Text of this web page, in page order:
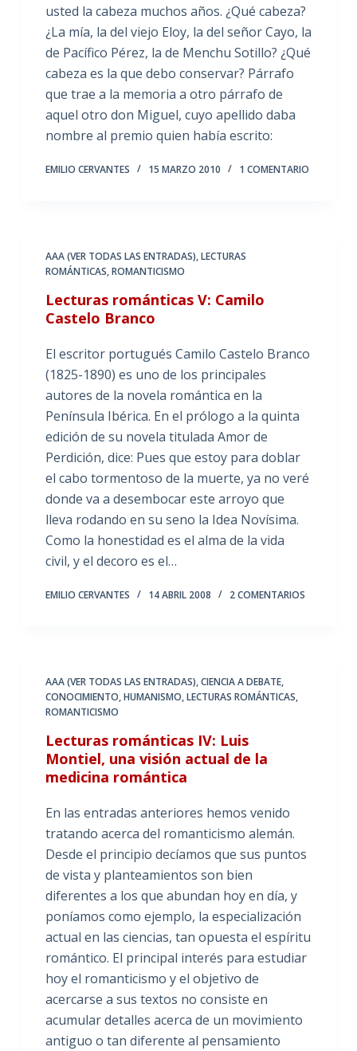
usted la cabeza muchos años. ¿Qué cabeza?
¿La mía, la del viejo Eloy, la del señor Cayo, la
de Pacífico Pérez, la de Menchu Sotillo? ¿Qué
cabeza es la que debo conservar? Párrafo
que trae a la memoria a otro párrafo de
aquel otro don Miguel, cuyo apellido daba
nombre al premio quien había escrito:
EMILIO CERVANTES 15 MARZO 2010 1 COMENTARIO
AAA (VER TODAS LAS ENTRADAS),LECTURAS
ROMÁNTICAS,ROMANTICISMO
Lecturas románticas V: Camilo
Castelo Branco
El escritor portugués Camilo Castelo Branco
(1825-1890) es uno de los principales
autores de la novela romántica en la
Península Ibérica. En el prólogo a la quinta
edición de su novela titulada Amor de
Perdición, dice: Pues que estoy para doblar
el cabo tormentoso de la muerte, ya no veré
donde va a desembocar este arroyo que
lleva rodando en su seno la Idea Novísima.
Como la honestidad es el alma de la vida
civil, y el decoro es el…
EMILIO CERVANTES 14 ABRIL 2008 2 COMENTARIOS
AAA (VER TODAS LAS ENTRADAS),CIENCIA A DEBATE,
CONOCIMIENTO,HUMANISMO,LECTURAS ROMÁNTICAS,
ROMANTICISMO
Lecturas románticas IV: Luis
Montiel, una visión actual de la
medicina romántica
En las entradas anteriores hemos venido
tratando acerca del romanticismo alemán.
Desde el principio decíamos que sus puntos
de vista y planteamientos son bien
diferentes a los que abundan hoy en día, y
poníamos como ejemplo, la especialización
actual en las ciencias, tan opuesta el espíritu
romántico. El principal interés para estudiar
hoy el romanticismo y el objetivo de
acercarse a sus textos no consiste en
acumular detalles acerca de un movimiento
antiguo o tan diferente al pensamiento